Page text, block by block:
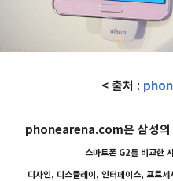
< 출처 :
phonearena.com은 삼성의
스마트폰 G2를 비교한
디자인, 디스플레이, 인터페이스, 프로